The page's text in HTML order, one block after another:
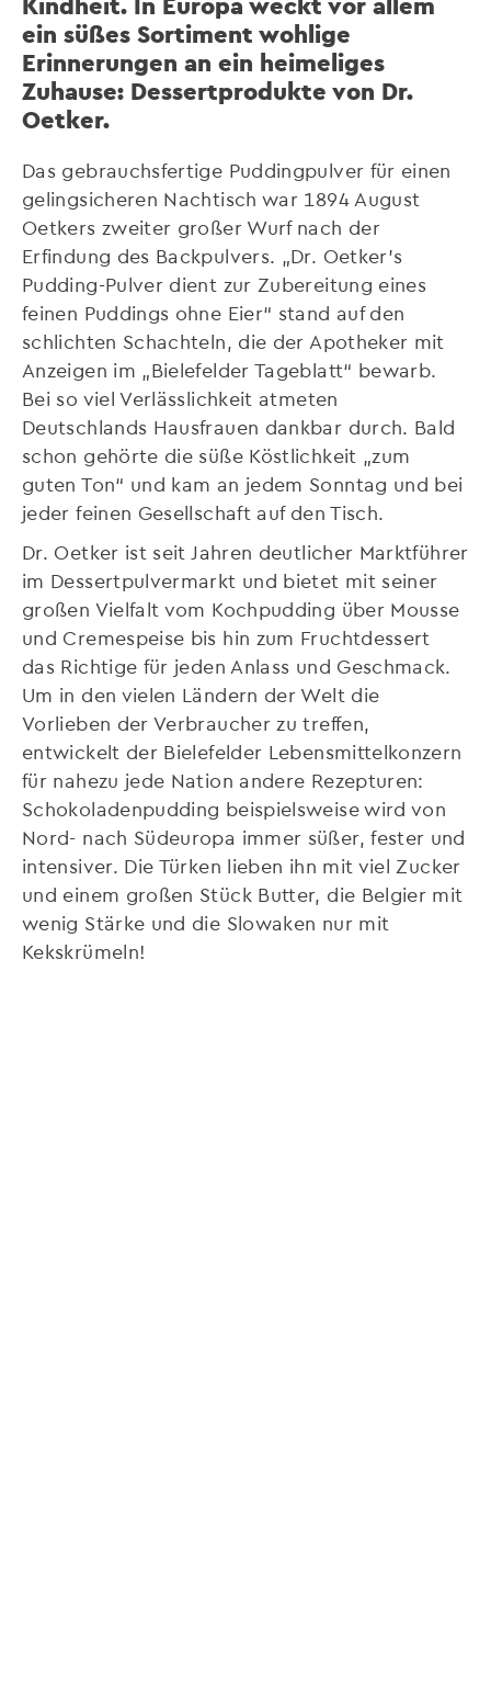
ein süßes Sortiment wohlige
Erinnerungen an ein heimeliges
Zuhause: Dessertprodukte von Dr.
Oetker.
Das gebrauchsfertige Puddingpulver für einen
gelingsicheren Nachtisch war 1894 August
Oetkers zweiter großer Wurf nach der
Erfindung des Backpulvers. „Dr. Oetker’s
Pudding-Pulver dient zur Zubereitung eines
feinen Puddings ohne Eier“ stand auf den
schlichten Schachteln, die der Apotheker mit
Anzeigen im „Bielefelder Tageblatt“ bewarb.
Bei so viel Verlässlichkeit atmeten
Deutschlands Hausfrauen dankbar durch. Bald
schon gehörte die süße Köstlichkeit „zum
guten Ton“ und kam an jedem Sonntag und bei
jeder feinen Gesellschaft auf den Tisch.
Dr. Oetker ist seit Jahren deutlicher Marktführer
im Dessertpulvermarkt und bietet mit seiner
großen Vielfalt vom Kochpudding über Mousse
und Cremespeise bis hin zum Fruchtdessert
das Richtige für jeden Anlass und Geschmack.
Um in den vielen Ländern der Welt die
Vorlieben der Verbraucher zu treffen,
entwickelt der Bielefelder Lebensmittelkonzern
für nahezu jede Nation andere Rezepturen:
Schokoladenpudding beispielsweise wird von
Nord- nach Südeuropa immer süßer, fester und
intensiver. Die Türken lieben ihn mit viel Zucker
und einem großen Stück Butter, die Belgier mit
wenig Stärke und die Slowaken nur mit
Kekskrümeln!